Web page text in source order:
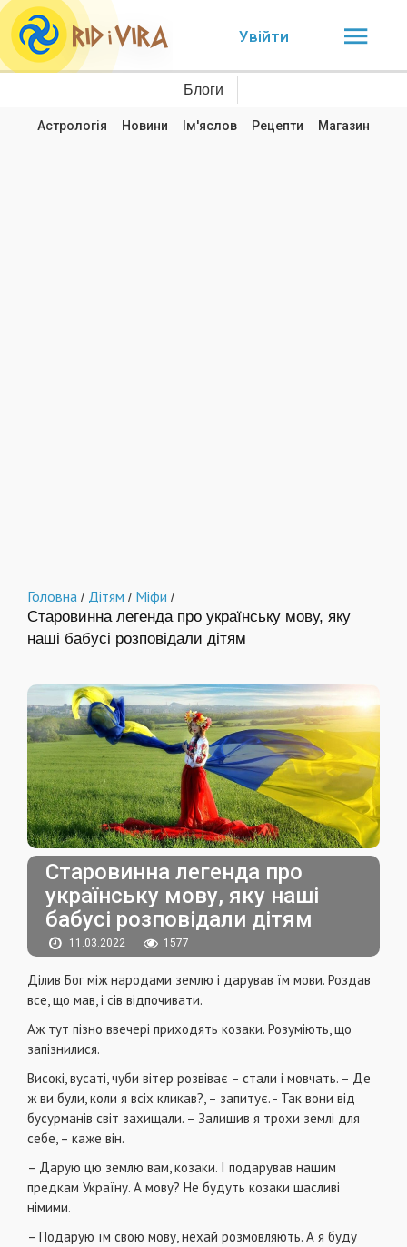
Увійти
Блоги
Астрологія Новини Ім'яслов Рецепти Магазин
Головна / Дітям / Міфи /
Старовинна легенда про українську мову, яку
наші бабусі розповідали дітям
Старовинна легенда про
українську мову, яку наші
бабусі розповідали дітям
11.03.2022 1577
Ділив Бог між народами землю і дарував їм мови. Роздав
все, що мав, і сів відпочивати.
Аж тут пізно ввечері приходять козаки. Розуміють, що
запізнилися.
Високі, вусаті, чуби вітер розвіває – стали і мовчать. – Де
ж ви були, коли я всіх кликав?, – запитує. - Так вони від
бусурманів світ захищали. – Залишив я трохи землі для
себе, – каже він.
– Дарую цю землю вам, козаки. І подарував нашим
предкам Україну. А мову? Не будуть козаки щасливі
німими.
– Подарую їм свою мову, нехай розмовляють. А я буду